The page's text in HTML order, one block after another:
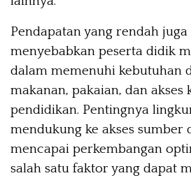
Pendapatan yang rendah
menyebabkan peserta didik
dalam memenuhi kebutuhan
makanan, pakaian, dan akses
pendidikan. Pentingnya
mendukung ke akses sumber
mencapai perkembangan
salah satu faktor yang dapat